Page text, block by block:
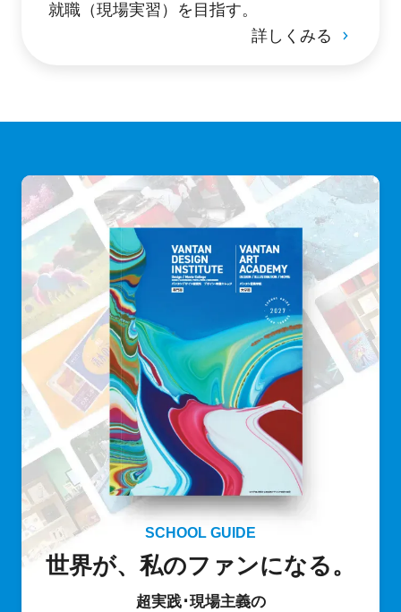
就職（現場実習）を目指す。
詳しくみる
SCHOOL GUIDE
世界が、私のファンになる。
超実践･現場主義の